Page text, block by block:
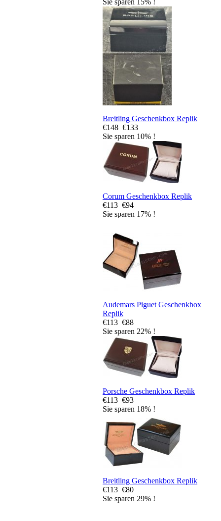
Sie sparen 15% !
Breitling Geschenkbox Replik
€148 €133
Sie sparen 10% !
Corum Geschenkbox Replik
€113 €94
Sie sparen 17% !
Audemars Piguet Geschenkbox
Replik
€113 €88
Sie sparen 22% !
Porsche Geschenkbox Replik
€113 €93
Sie sparen 18% !
Breitling Geschenkbox Replik
€113 €80
Sie sparen 29% !